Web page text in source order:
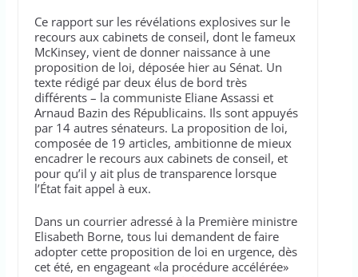
Ce rapport sur les révélations explosives sur le
recours aux cabinets de conseil, dont le fameux
McKinsey, vient de donner naissance à une
proposition de loi, déposée hier au Sénat. Un
texte rédigé par deux élus de bord très
différents – la communiste Eliane Assassi et
Arnaud Bazin des Républicains. Ils sont appuyés
par 14 autres sénateurs. La proposition de loi,
composée de 19 articles, ambitionne de mieux
encadrer le recours aux cabinets de conseil, et
pour qu’il y ait plus de transparence lorsque
l’État fait appel à eux.
Dans un courrier adressé à la Première ministre
Elisabeth Borne, tous lui demandent de faire
adopter cette proposition de loi en urgence, dès
cet été, en engageant «la procédure accélérée»